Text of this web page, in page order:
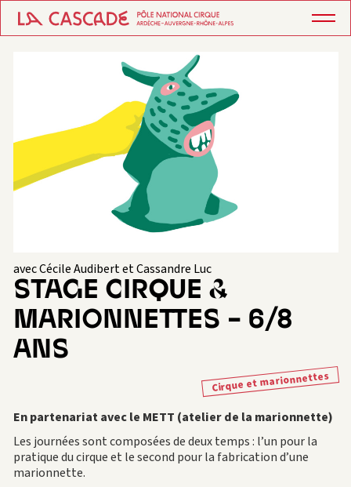
avec Cécile Audibert et Cassandre Luc
STAGE CIRQUE &
MARIONNETTES – 6/8
ANS
Cirque et marionnettes
En partenariat avec le METT (atelier de la marionnette)
Les journées sont composées de deux temps : l’un pour la
pratique du cirque et le second pour la fabrication d’une
marionnette.